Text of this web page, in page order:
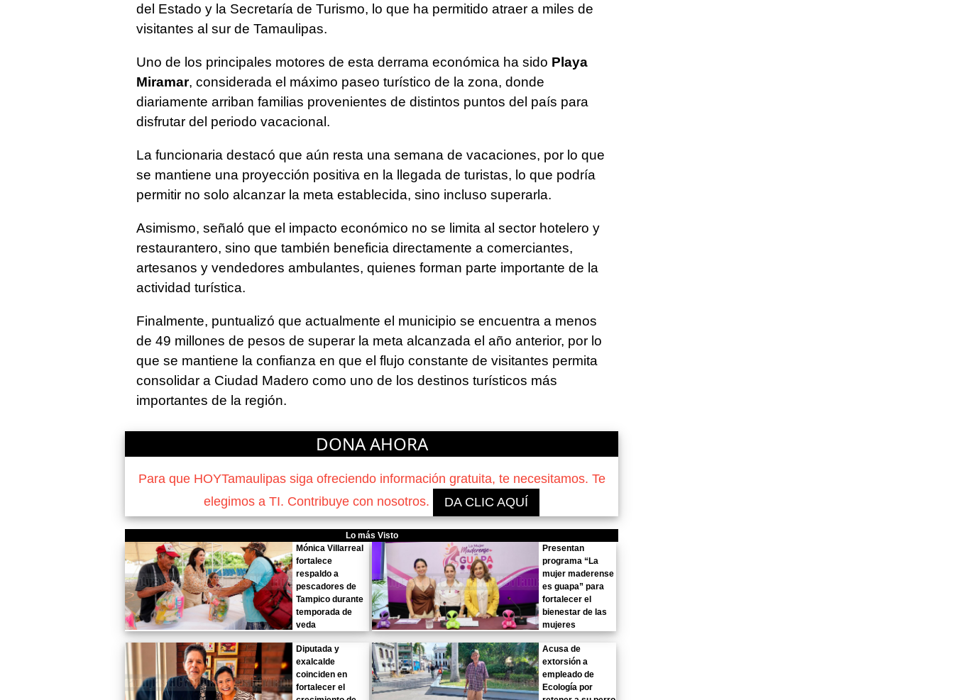
del Estado y la Secretaría de Turismo, lo que ha permitido atraer a miles de
visitantes al sur de Tamaulipas.
Uno de los principales motores de esta derrama económica ha sido Playa
Miramar, considerada el máximo paseo turístico de la zona, donde
diariamente arriban familias provenientes de distintos puntos del país para
disfrutar del periodo vacacional.
La funcionaria destacó que aún resta una semana de vacaciones, por lo que
se mantiene una proyección positiva en la llegada de turistas, lo que podría
permitir no solo alcanzar la meta establecida, sino incluso superarla.
Asimismo, señaló que el impacto económico no se limita al sector hotelero y
restaurantero, sino que también beneficia directamente a comerciantes,
artesanos y vendedores ambulantes, quienes forman parte importante de la
actividad turística.
Finalmente, puntualizó que actualmente el municipio se encuentra a menos
de 49 millones de pesos de superar la meta alcanzada el año anterior, por lo
que se mantiene la confianza en que el flujo constante de visitantes permita
consolidar a Ciudad Madero como uno de los destinos turísticos más
importantes de la región.
DONA AHORA
Para que HOYTamaulipas siga ofreciendo información gratuita, te necesitamos. Te
elegimos a TI. Contribuye con nosotros.
DA CLIC AQUÍ
Lo más Visto
Mónica Villarreal
fortalece
respaldo a
pescadores de
Tampico durante
temporada de
veda
Presentan
programa “La
mujer maderense
es guapa” para
fortalecer el
bienestar de las
mujeres
Diputada y
exalcalde
coinciden en
fortalecer el
Acusa de
extorsión a
empleado de
Ecología por